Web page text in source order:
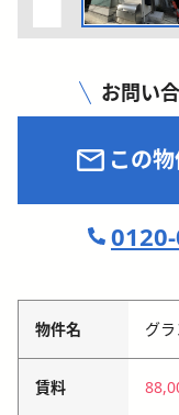
お問い
この
物件名 グ
賃料